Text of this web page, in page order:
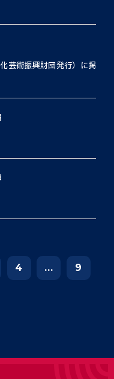
芸術振興財団発行）に掲
4 ... 9